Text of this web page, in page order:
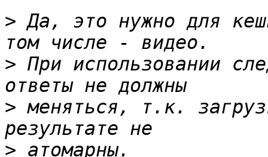
> Да, это нужно для
> При использовании
> меняться, т.к.
>